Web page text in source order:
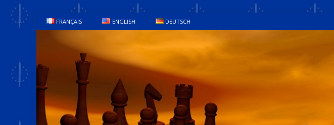
FRANÇAIS ENGLISH DEUTSCH